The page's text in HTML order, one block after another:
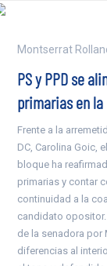
Montserrat
PS y PPD se
primarias en la
Frente a la
DC, Carolina Goic,
bloque ha
primarias y contar
continuidad a la
candidato
de la senadora por
diferencias al